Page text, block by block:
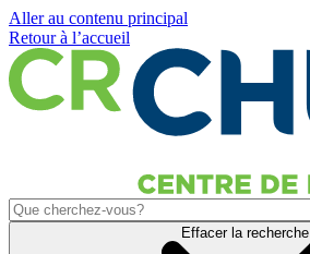
Aller au contenu principal
Retour à l’accueil
Effacer la recherche